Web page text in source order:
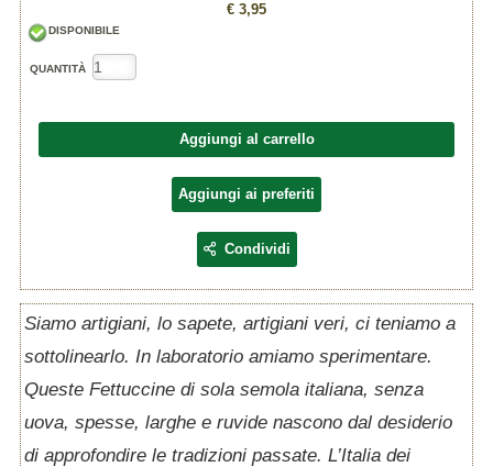
€ 3,95
DISPONIBILE
QUANTITÀ
Aggiungi al carrello
Aggiungi ai preferiti
Condividi
Siamo artigiani, lo sapete, artigiani veri, ci teniamo a
sottolinearlo. In laboratorio amiamo sperimentare.
Queste Fettuccine di sola semola italiana, senza
uova, spesse, larghe e ruvide nascono dal desiderio
di approfondire le tradizioni passate. L’Italia dei